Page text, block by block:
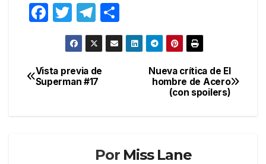
F
e
b
T
w
itt
er
T
el
e
gr
a
o
m
Navegación
Nueva crítica de El
hombre de Acero
(con spoilers)
Vista previa de
Superman #17
Por Miss Lane